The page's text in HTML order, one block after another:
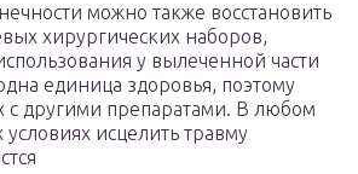
можно также восстановить
хирургических наборов,
у вылеченной части
единица здоровья, поэтому
с другими препаратами. В любом
исцелить травму